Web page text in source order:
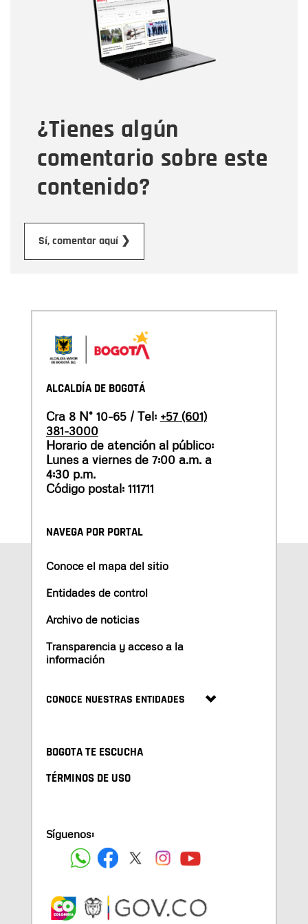
¿Tienes algún
comentario sobre este
contenido?
Sí, comentar aquí ❯
Correo electrónico
Tipo de comentario
Mensaje
ALCALDÍA DE BOGOTÁ
Cra 8 N° 10-65 / Tel: +57 (601)
381-3000
Horario de atención al público:
Lunes a viernes de 7:00 a.m. a
4:30 p.m.
Código postal: 111711
NAVEGA POR PORTAL
Conoce el mapa del sitio
Entidades de control
Archivo de noticias
Transparencia y acceso a la
información
CONOCE NUESTRAS ENTIDADES
BOGOTA TE ESCUCHA
TÉRMINOS DE USO
Síguenos: